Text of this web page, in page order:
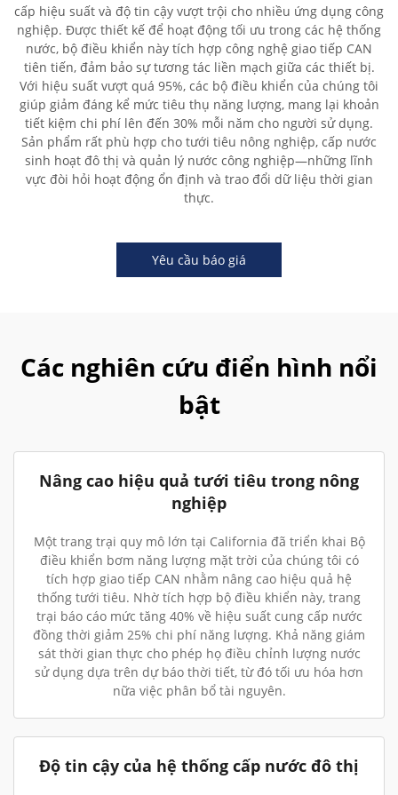
cấp hiệu suất và độ tin cậy vượt trội cho nhiều ứng dụng công
nghiệp. Được thiết kế để hoạt động tối ưu trong các hệ thống
nước, bộ điều khiển này tích hợp công nghệ giao tiếp CAN
tiên tiến, đảm bảo sự tương tác liền mạch giữa các thiết bị.
Với hiệu suất vượt quá 95%, các bộ điều khiển của chúng tôi
giúp giảm đáng kể mức tiêu thụ năng lượng, mang lại khoản
tiết kiệm chi phí lên đến 30% mỗi năm cho người sử dụng.
Sản phẩm rất phù hợp cho tưới tiêu nông nghiệp, cấp nước
sinh hoạt đô thị và quản lý nước công nghiệp—những lĩnh
vực đòi hỏi hoạt động ổn định và trao đổi dữ liệu thời gian
thực.
Yêu cầu báo giá
Các nghiên cứu điển hình nổi
bật
Nâng cao hiệu quả tưới tiêu trong nông
nghiệp
Một trang trại quy mô lớn tại California đã triển khai Bộ
điều khiển bơm năng lượng mặt trời của chúng tôi có
tích hợp giao tiếp CAN nhằm nâng cao hiệu quả hệ
thống tưới tiêu. Nhờ tích hợp bộ điều khiển này, trang
trại báo cáo mức tăng 40% về hiệu suất cung cấp nước
đồng thời giảm 25% chi phí năng lượng. Khả năng giám
sát thời gian thực cho phép họ điều chỉnh lượng nước
sử dụng dựa trên dự báo thời tiết, từ đó tối ưu hóa hơn
nữa việc phân bổ tài nguyên.
Độ tin cậy của hệ thống cấp nước đô thị